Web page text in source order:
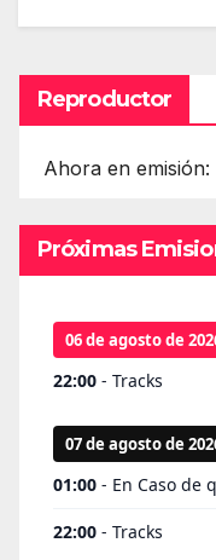
Reproductor
Ahora en
Próximas